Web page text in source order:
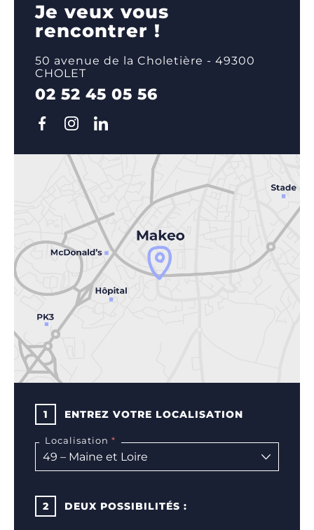
1 ENTREZ VOTRE LOCALISATION
Localisation
2 DEUX POSSIBILITÉS :
Je veux vous
rencontrer !
50 avenue de la Choletière - 49300
CHOLET
02 52 45 05 56